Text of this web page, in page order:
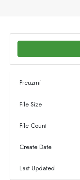
Preuzmi
File Size
File Count
Create Date
Last Updated